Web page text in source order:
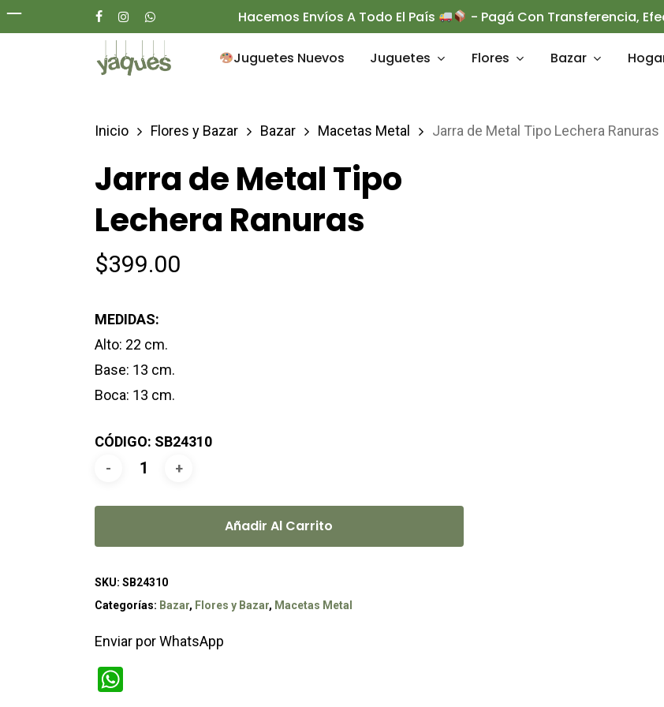
Skip
to
Hacemos Envíos A Todo El País - Pagá Con Transferencia,
Presione enter para buscar o ESC para cerrar
Juguetes Nuevos Juguetes Flores Bazar
Inicio Flores y Bazar Bazar Macetas Metal Jarra de Metal Tipo Lechera Ranuras
Jarra de Metal Tipo
Lechera Ranuras
$399.00
MEDIDAS:
Alto: 22 cm.
Base: 13 cm.
Boca: 13 cm.
CÓDIGO: SB24310
Añadir Al Carrito
SKU: SB24310
Categorías: Bazar, Flores y Bazar, Macetas Metal
Enviar por WhatsApp